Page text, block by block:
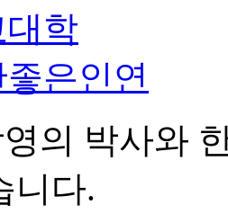
학
은인연
의 박사와
니다.